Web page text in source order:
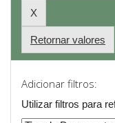
Retornar valores
Adicionar filtros:
Utilizar filtros para